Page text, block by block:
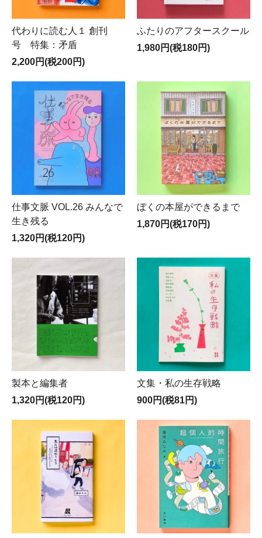
代わりに読む人１ 創刊
号 特集：矛盾
2,200円(税200円)
ふたりのアフタースクール
1,980円(税180円)
仕事文脈 VOL.26 みんなで
生き残る
1,320円(税120円)
ぼくの本屋ができるまで
1,870円(税170円)
製本と編集者
1,320円(税120円)
文集・私の生存戦略
900円(税81円)